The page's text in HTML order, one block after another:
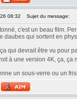
08:32 Sujet du message:
c'est un beau film.
daubes qui sortent en
ça qui devrait être vu pour
à une version 4K, ça, ça
un sous-verre ou un